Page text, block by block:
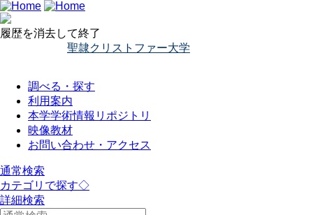
履歴を消去して終了
聖隷クリストファー大学
調べる・探す
利用案内
本学学術情報リポジトリ
映像教材
お問い合わせ・アクセス
通常検索
カテゴリで探す◇
詳細検索